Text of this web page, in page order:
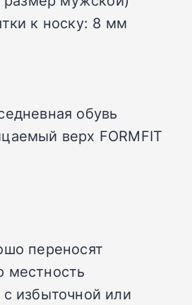
к носку: 8 мм
обувь
верх FORMFIT
переносят
местность
избыточной или